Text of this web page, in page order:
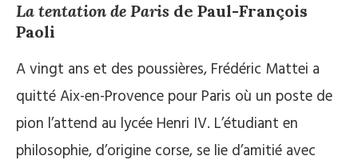
La tentation de Paris de Paul-François
Paoli
A vingt ans et des poussières, Frédéric Mattei a
quitté Aix-en-Provence pour Paris où un poste de
pion l’attend au lycée Henri IV. L’étudiant en
philosophie, d’origine corse, se lie d’amitié avec